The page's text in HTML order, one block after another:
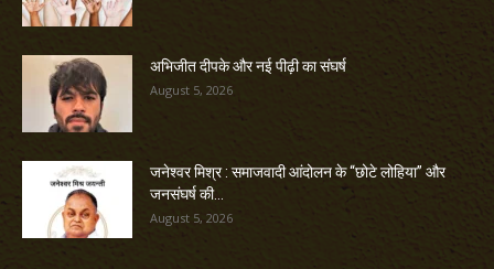
अभिजीत दीपके और नई पीढ़ी का संघर्ष
August 5, 2026
जनेश्वर मिश्र : समाजवादी आंदोलन के “छोटे लोहिया” और
जनसंघर्ष की...
August 5, 2026